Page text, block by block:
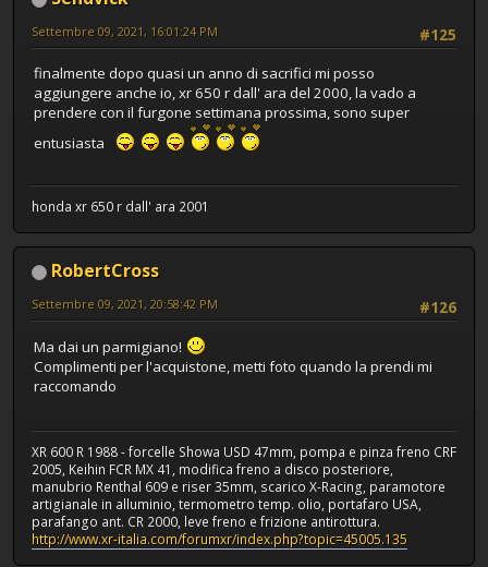
#125
Settembre 09, 2021, 16:01:24 PM
finalmente dopo quasi un anno di sacrifici mi posso
aggiungere anche io, xr 650 r dall' ara del 2000, la vado a
prendere con il furgone settimana prossima, sono super
entusiasta
honda xr 650 r dall' ara 2001
RobertCross
#126
Settembre 09, 2021, 20:58:42 PM
Ma dai un parmigiano!
Complimenti per l'acquistone, metti foto quando la prendi mi
raccomando
XR 600 R 1988 - forcelle Showa USD 47mm, pompa e pinza freno CRF
2005, Keihin FCR MX 41, modifica freno a disco posteriore,
manubrio Renthal 609 e riser 35mm, scarico X-Racing, paramotore
artigianale in alluminio, termometro temp. olio, portafaro USA,
parafango ant. CR 2000, leve freno e frizione antirottura.
http://www.xr-italia.com/forumxr/index.php?topic=45005.135